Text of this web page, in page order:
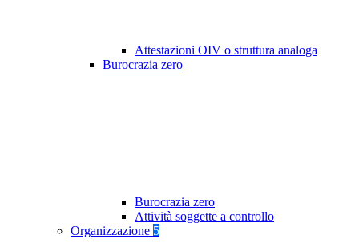
Attestazioni OIV o struttura analoga
Burocrazia zero
Burocrazia zero
Attività soggette a controllo
Organizzazione 5